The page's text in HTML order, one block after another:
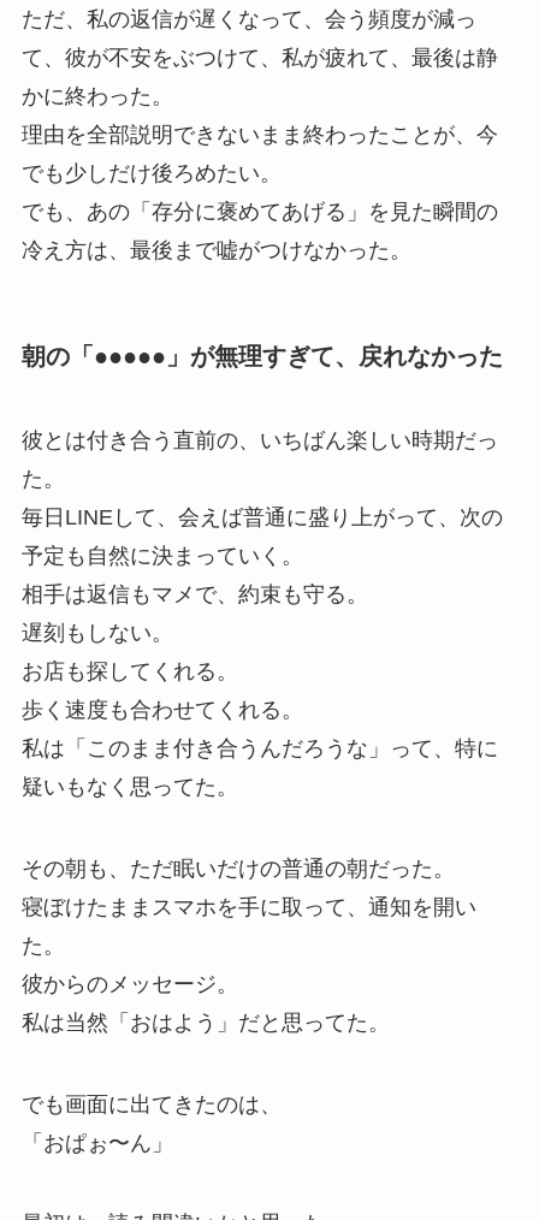
ただ、私の返信が遅くなって、会う頻度が減っ
て、彼が不安をぶつけて、私が疲れて、最後は静
かに終わった。
理由を全部説明できないまま終わったことが、今
でも少しだけ後ろめたい。
でも、あの「存分に褒めてあげる」を見た瞬間の
冷え方は、最後まで嘘がつけなかった。
朝の「●●●●●」が無理すぎて、戻れなかった
彼とは付き合う直前の、いちばん楽しい時期だっ
た。
毎日LINEして、会えば普通に盛り上がって、次の
予定も自然に決まっていく。
相手は返信もマメで、約束も守る。
遅刻もしない。
お店も探してくれる。
歩く速度も合わせてくれる。
私は「このまま付き合うんだろうな」って、特に
疑いもなく思ってた。
その朝も、ただ眠いだけの普通の朝だった。
寝ぼけたままスマホを手に取って、通知を開い
た。
彼からのメッセージ。
私は当然「おはよう」だと思ってた。
でも画面に出てきたのは、
「おぱぉ〜ん」